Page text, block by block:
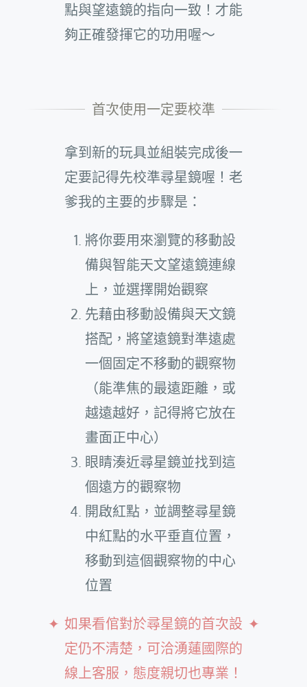
點與望遠鏡的指向一致！才能
夠正確發揮它的功用喔～
拿到新的玩具並組裝完成後一
定要記得先校準尋星鏡喔！老
爹我的主要的步驟是：
將你要用來瀏覽的移動設
備與智能天文望遠鏡連線
上，並選擇開始觀察
先藉由移動設備與天文鏡
搭配，將望遠鏡對準遠處
一個固定不移動的觀察物
（能準焦的最遠距離，或
越遠越好，記得將它放在
畫面正中心）
眼睛湊近尋星鏡並找到這
個遠方的觀察物
開啟紅點，並調整尋星鏡
中紅點的水平垂直位置，
移動到這個觀察物的中心
位置
如果看倌對於尋星鏡的首次設
定仍不清楚，可洽湧蓮國際的
線上客服，態度親切也專業！